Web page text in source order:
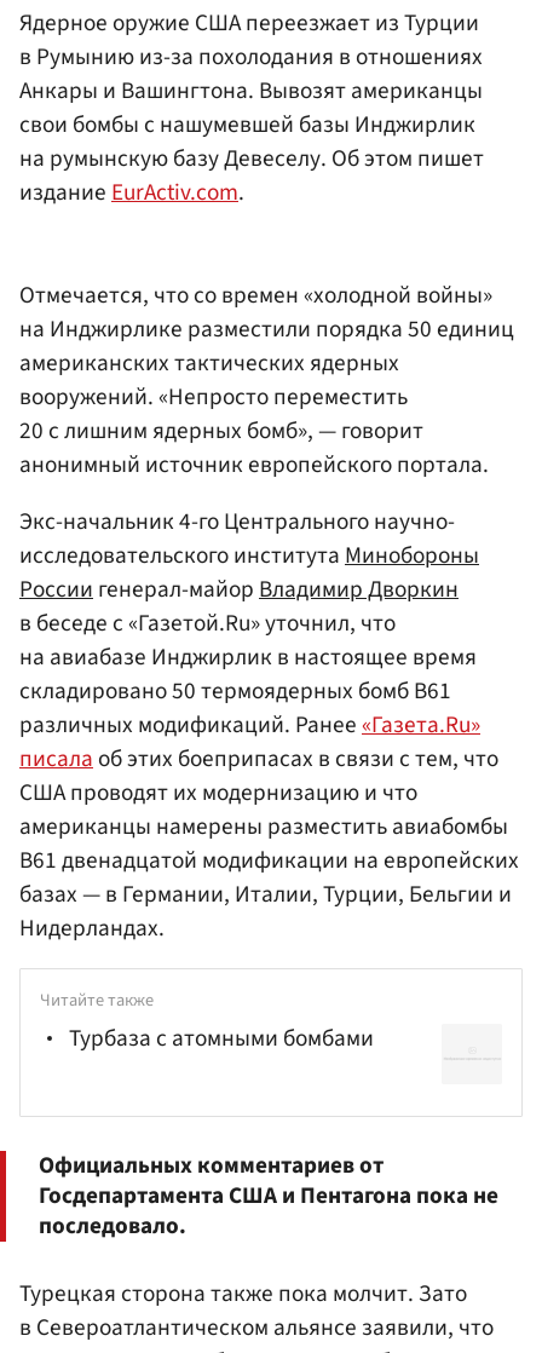
Ядерное оружие США переезжает из Турции
в Румынию из-за похолодания в отношениях
Анкары и Вашингтона. Вывозят американцы
свои бомбы с нашумевшей базы Инджирлик
на румынскую базу Девеселу. Об этом пишет
издание EurActiv.com.
Отмечается, что со времен «холодной войны»
на Инджирлике разместили порядка 50 единиц
американских тактических ядерных
вооружений. «Непросто переместить
20 с лишним ядерных бомб», — говорит
анонимный источник европейского портала.
Экс-начальник 4-го Центрального научно-
исследовательского институтаМинобороны
Россиигенерал-майорВладимир Дворкин
в беседе с «Газетой.Ru» уточнил, что
на авиабазе Инджирлик в настоящее время
складировано 50 термоядерных бомб В61
различных модификаций. Ранее«Газета.Ru»
писалаоб этих боеприпасах в связи с тем, что
США проводят их модернизацию и что
американцы намерены разместить авиабомбы
В61 двенадцатой модификации на европейских
базах — в Германии, Италии, Турции, Бельгии и
Нидерландах.
Читайте также
Турбаза с атомными бомбами
Официальных комментариев от
Госдепартамента СШАи Пентагона пока не
последовало.
Турецкая сторона также пока молчит. Зато
в Североатлантическом альянсе заявили, что